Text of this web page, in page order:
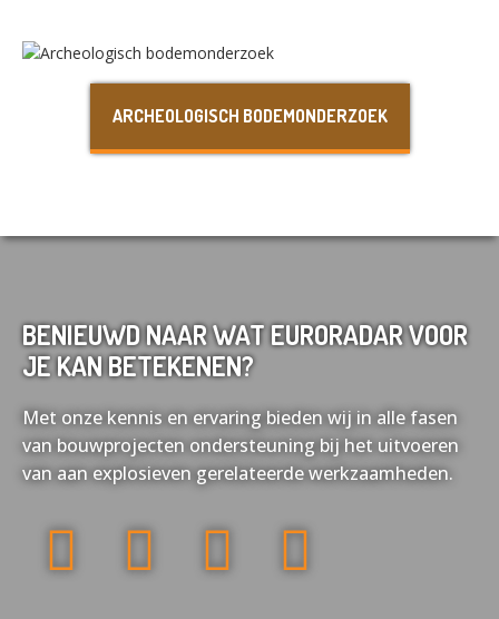
ARCHEOLOGISCH BODEMONDERZOEK
BENIEUWD NAAR WAT EURORADAR VOOR
JE KAN BETEKENEN?
Met onze kennis en ervaring bieden wij in alle fasen
van bouwprojecten ondersteuning bij het uitvoeren
van aan explosieven gerelateerde werkzaamheden.
Nederlands